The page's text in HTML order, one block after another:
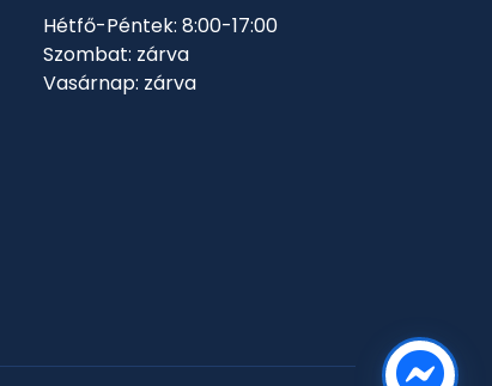
Hétfő-Péntek: 8:00-17:00
Szombat: zárva
Vasárnap: zárva